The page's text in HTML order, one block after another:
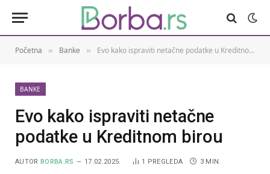
Početna » Banke » Evo kako ispraviti netačne podatke u Kreditnom birou
BANKE
Evo kako ispraviti netačne
podatke u Kreditnom birou
AUTOR BORBA.RS 17.02.2025. 1 PREGLEDA 3 MIN.